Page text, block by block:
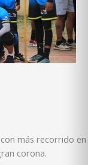
más recorrido en
corona.